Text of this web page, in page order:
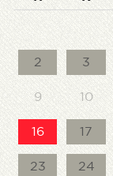
2 3
9 10
16 17
23 24